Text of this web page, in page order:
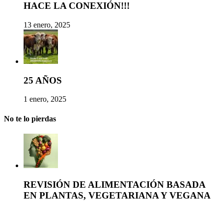
HACE LA CONEXIÓN!!!
13 enero, 2025
25 AÑOS
1 enero, 2025
No te lo pierdas
REVISIÓN DE ALIMENTACIÓN BASADA
EN PLANTAS, VEGETARIANA Y VEGANA